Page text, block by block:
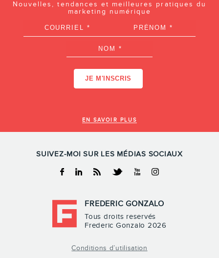
Nouvelles, tendances et meilleures pratiques du
marketing numérique
EN SAVOIR PLUS
SUIVEZ-MOI SUR LES MÉDIAS SOCIAUX
Facebook
LinkedinRSS TwitterYoutubeInstagram
FREDERIC GONZALO
Tous droits reservés
Frederic Gonzalo 2026
Conditions d’utilisation